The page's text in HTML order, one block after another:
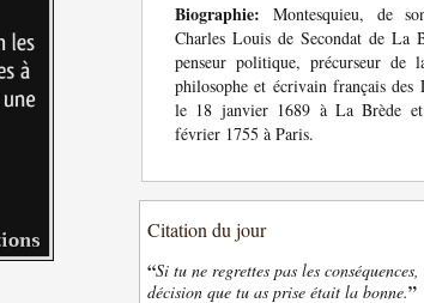
Biographie: Montesquieu, de
Charles Louis de Secondat de La
penseur politique, précurseur de
philosophe et écrivain français des
le 18 janvier 1689 à La Brède
février 1755 à Paris.
Citation du jour
“Si tu ne regrettes pas les
décision que tu as prise était la bonne.”